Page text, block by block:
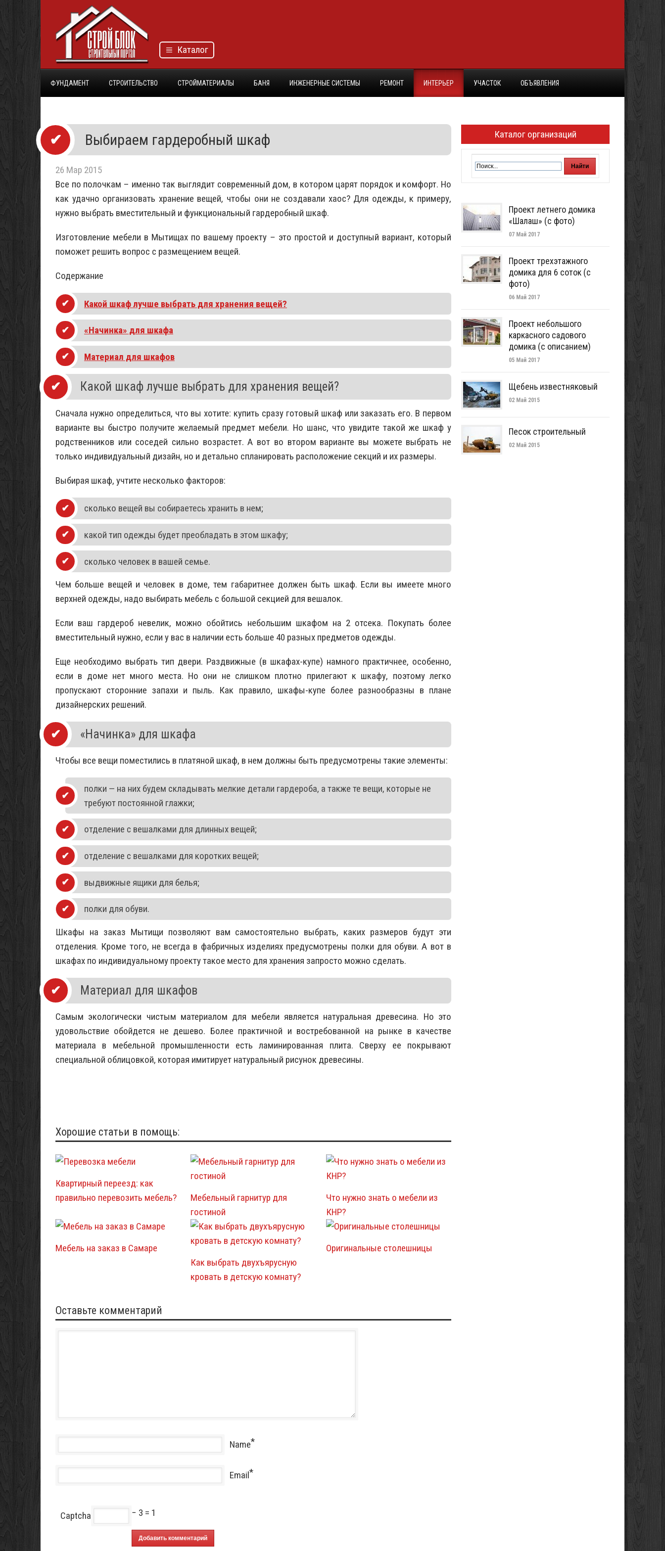
Каталог
ФУНДАМЕНТ СТРОИТЕЛЬСТВО СТРОЙМАТЕРИАЛЫ БАНЯ ИНЖЕНЕРНЫЕ СИСТЕМЫ РЕМОНТ ИНТЕРЬЕР УЧАСТОК ОБЪЯВЛЕНИЯ
Выбираем гардеробный шкаф
26 Мар 2015
Все по полочкам – именно так выглядит современный дом, в котором царят порядок и комфорт. Но
как удачно организовать хранение вещей, чтобы они не создавали хаос? Для одежды, к примеру,
нужно выбрать вместительный и функциональный гардеробный шкаф.
Изготовление мебели в Мытищах по вашему проекту – это простой и доступный вариант, который
поможет решить вопрос с размещением вещей.
Содержание
Какой шкаф лучше выбрать для хранения вещей?
«Начинка» для шкафа
Материал для шкафов
Какой шкаф лучше выбрать для хранения вещей?
Сначала нужно определиться, что вы хотите: купить сразу готовый шкаф или заказать его. В первом
варианте вы быстро получите желаемый предмет мебели. Но шанс, что увидите такой же шкаф у
родственников или соседей сильно возрастет. А вот во втором варианте вы можете выбрать не
только индивидуальный дизайн, но и детально спланировать расположение секций и их размеры.
Выбирая шкаф, учтите несколько факторов:
сколько вещей вы собираетесь хранить в нем;
какой тип одежды будет преобладать в этом шкафу;
сколько человек в вашей семье.
Чем больше вещей и человек в доме, тем габаритнее должен быть шкаф. Если вы имеете много
верхней одежды, надо выбирать мебель с большой секцией для вешалок.
Если ваш гардероб невелик, можно обойтись небольшим шкафом на 2 отсека. Покупать более
вместительный нужно, если у вас в наличии есть больше 40 разных предметов одежды.
Еще необходимо выбрать тип двери. Раздвижные (в шкафах-купе) намного практичнее, особенно,
если в доме нет много места. Но они не слишком плотно прилегают к шкафу, поэтому легко
пропускают сторонние запахи и пыль. Как правило, шкафы-купе более разнообразны в плане
дизайнерских решений.
«Начинка» для шкафа
Чтобы все вещи поместились в платяной шкаф, в нем должны быть предусмотрены такие элементы:
полки — на них будем складывать мелкие детали гардероба, а также те вещи, которые не
требуют постоянной глажки;
отделение с вешалками для длинных вещей;
отделение с вешалками для коротких вещей;
выдвижные ящики для белья;
полки для обуви.
Шкафы на заказ Мытищи позволяют вам самостоятельно выбрать, каких размеров будут эти
отделения. Кроме того, не всегда в фабричных изделиях предусмотрены полки для обуви. А вот в
шкафах по индивидуальному проекту такое место для хранения запросто можно сделать.
Материал для шкафов
Самым экологически чистым материалом для мебели является натуральная древесина. Но это
удовольствие обойдется не дешево. Более практичной и востребованной на рынке в качестве
материала в мебельной промышленности есть ламинированная плита. Сверху ее покрывают
специальной облицовкой, которая имитирует натуральный рисунок древесины.
Хорошие статьи в помощь:
Квартирный переезд: как
правильно перевозить мебель?
Мебельный гарнитур для
гостиной
Что нужно знать о мебели из
КНР?
Мебель на заказ в Самаре
Как выбрать двухъярусную
кровать в детскую комнату?
Оригинальные столешницы
Оставьте комментарий
Name*
Email*
Captcha − 3 = 1
Каталог организаций
Проект летнего домика
«Шалаш» (с фото)
07 Май 2017
Проект трехэтажного
домика для 6 соток (с
фото)
06 Май 2017
Проект небольшого
каркасного садового
домика (с описанием)
05 Май 2017
Щебень известняковый
02 Май 2015
Песок строительный
02 Май 2015